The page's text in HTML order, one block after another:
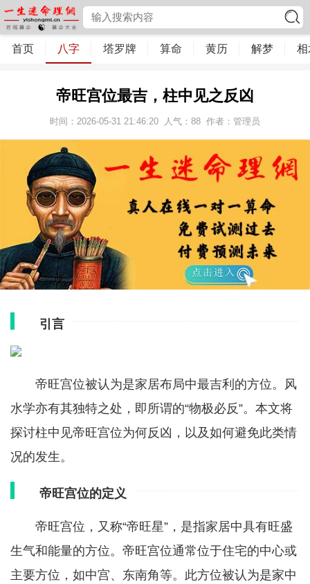
首页 八字 塔罗牌 算命 黄历 解梦 相
帝旺宫位最吉，柱中见之反凶
时间：2026-05-31 21:46:20 人气： 88 作者：管理员
引言
帝旺宫位被认为是家居布局中最吉利的方位。风
水学亦有其独特之处，即所谓的“物极必反”。本文将
探讨柱中见帝旺宫位为何反凶，以及如何避免此类情
况的发生。
帝旺宫位的定义
帝旺宫位，又称“帝旺星”，是指家居中具有旺盛
生气和能量的方位。帝旺宫位通常位于住宅的中心或
主要方位，如中宫、东南角等。此方位被认为是家中